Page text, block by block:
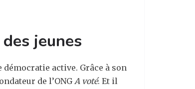
jeunes
active. Grâce à son
de l’ONGA voté. Et il